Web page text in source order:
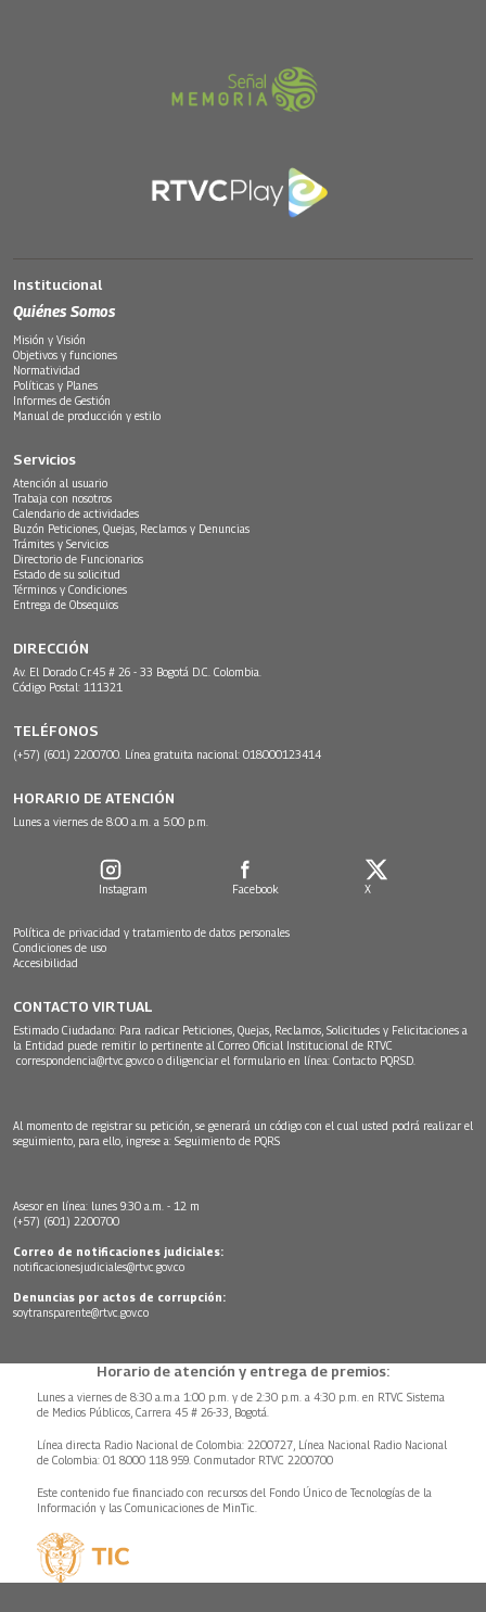
Institucional
Quiénes Somos
Misión y Visión
Objetivos y funciones
Normatividad
Políticas y Planes
Informes de Gestión
Manual de producción y estilo
Servicios
Atención al usuario
Trabaja con nosotros
Calendario de actividades
Buzón Peticiones, Quejas, Reclamos y Denuncias
Trámites y Servicios
Directorio de Funcionarios
Estado de su solicitud
Términos y Condiciones
Entrega de Obsequios
DIRECCIÓN
Av. El Dorado Cr.45 # 26 - 33 Bogotá D.C. Colombia.
Código Postal: 111321
TELÉFONOS
(+57) (601) 2200700. Línea gratuita nacional: 018000123414
HORARIO DE ATENCIÓN
Lunes a viernes de 8:00 a.m. a 5:00 p.m.
Instagram Facebook X
Política de privacidad y tratamiento de datos personales
Condiciones de uso
Accesibilidad
CONTACTO VIRTUAL
Estimado Ciudadano: Para radicar Peticiones, Quejas, Reclamos, Solicitudes y Felicitaciones a
la Entidad puede remitir lo pertinente al Correo Oficial Institucional de RTVC
correspondencia@rtvc.gov.co o diligenciar el formulario en línea: Contacto PQRSD.
Al momento de registrar su petición, se generará un código con el cual usted podrá realizar el
seguimiento, para ello, ingrese a: Seguimiento de PQRS
Asesor en línea: lunes 9:30 a.m. - 12 m
(+57) (601) 2200700
Correo de notificaciones judiciales:
notificacionesjudiciales@rtvc.gov.co
Denuncias por actos de corrupción:
soytransparente@rtvc.gov.co
Horario de atención y entrega de premios:
Lunes a viernes de 8:30 a.m.a 1:00 p.m. y de 2:30 p.m. a 4:30 p.m. en RTVC Sistema
de Medios Públicos, Carrera 45 # 26-33, Bogotá.
Línea directa Radio Nacional de Colombia: 2200727, Línea Nacional Radio Nacional
de Colombia: 01 8000 118 959. Conmutador RTVC 2200700
Este contenido fue financiado con recursos del Fondo Único de Tecnologías de la
Información y las Comunicaciones de MinTic.